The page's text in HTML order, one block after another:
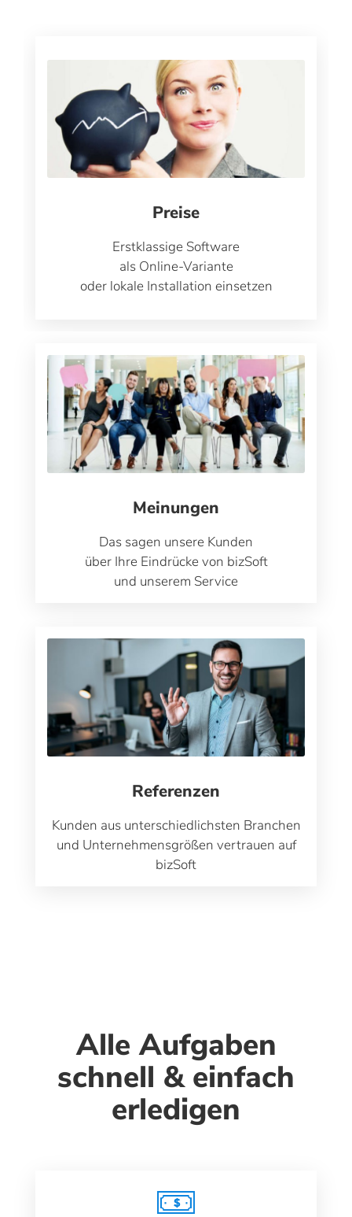
Preise
Erstklassige Software
als Online-Variante
oder lokale Installation einsetzen
Meinungen​
Das sagen unsere Kunden
über Ihre Eindrücke von bizSoft
und unserem Service
Referenzen
Kunden aus unterschiedlichsten Branchen
und Unternehmensgrößen vertrauen auf
bizSoft
Alle Aufgaben
schnell & einfach
erledigen